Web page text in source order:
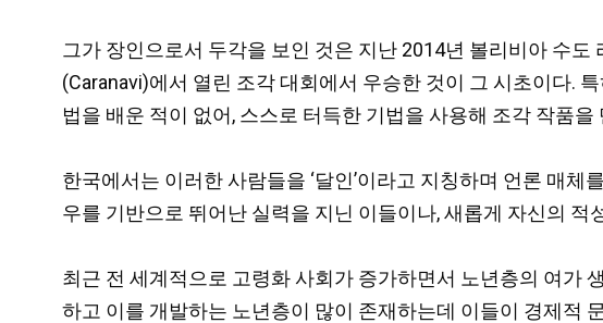
그가 장인으로서 두각을 보인 것은 지난 2014년 볼리비아 수
(Caranavi)에서 열린 조각 대회에서 우승한 것이 그 시초이다.
법을 배운 적이 없어, 스스로 터득한 기법을 사용해 조각 작품
한국에서는 이러한 사람들을 ‘달인’이라고 지칭하며 언론 매
우를 기반으로 뛰어난 실력을 지닌 이들이나, 새롭게 자신의
최근 전 세계적으로 고령화 사회가 증가하면서 노년층의 여가
하고 이를 개발하는 노년층이 많이 존재하는데 이들이 경제적